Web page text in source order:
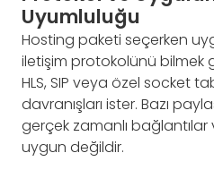
Uyumluluğu
Hosting paketi seçerken
iletişim protokolünü bilmek
HLS, SIP veya özel socket
davranışları ister. Bazı
gerçek zamanlı
uygun değildir.